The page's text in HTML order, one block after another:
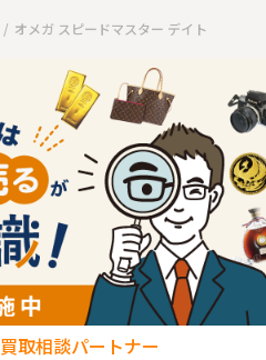
オメガ スピードマスター デイト
買取相談パートナー